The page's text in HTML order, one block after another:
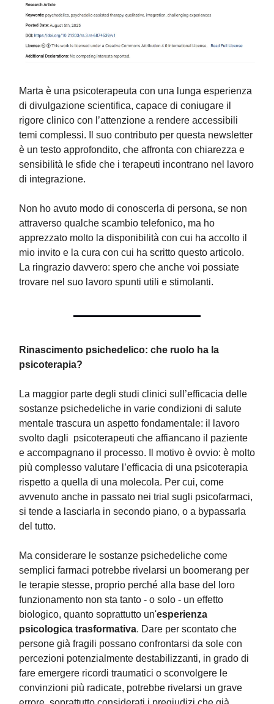
Marta è una psicoterapeuta con una lunga esperienza
di divulgazione scientifica, capace di coniugare il
rigore clinico con l’attenzione a rendere accessibili
temi complessi. Il suo contributo per questa newsletter
è un testo approfondito, che affronta con chiarezza e
sensibilità le sfide che i terapeuti incontrano nel lavoro
di integrazione.
Non ho avuto modo di conoscerla di persona, se non
attraverso qualche scambio telefonico, ma ho
apprezzato molto la disponibilità con cui ha accolto il
mio invito e la cura con cui ha scritto questo articolo.
La ringrazio davvero: spero che anche voi possiate
trovare nel suo lavoro spunti utili e stimolanti.
Rinascimento psichedelico: che ruolo ha la
psicoterapia?
La maggior parte degli studi clinici sull’efficacia delle
sostanze psichedeliche in varie condizioni di salute
mentale trascura un aspetto fondamentale: il lavoro
svolto dagli psicoterapeuti che affiancano il paziente
e accompagnano il processo. Il motivo è ovvio: è molto
più complesso valutare l’efficacia di una psicoterapia
rispetto a quella di una molecola. Per cui, come
avvenuto anche in passato nei trial sugli psicofarmaci,
si tende a lasciarla in secondo piano, o a bypassarla
del tutto.
Ma considerare le sostanze psichedeliche come
semplici farmaci potrebbe rivelarsi un boomerang per
le terapie stesse, proprio perché alla base del loro
funzionamento non sta tanto - o solo - un effetto
biologico, quanto soprattutto un'esperienza
psicologica trasformativa. Dare per scontato che
persone già fragili possano confrontarsi da sole con
percezioni potenzialmente destabilizzanti, in grado di
fare emergere ricordi traumatici o sconvolgere le
convinzioni più radicate, potrebbe rivelarsi un grave